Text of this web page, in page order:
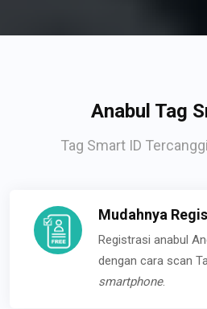
Anabul Tag
Tag Smart ID
Mudahnya
Registrasi anabul
dengan cara scan
smartphone.